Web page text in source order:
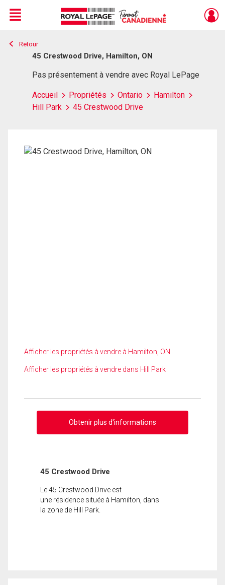
Live
En Direct
Menu
Retour
45 Crestwood Drive, Hamilton, ON
Pas présentement à vendre avec Royal LePage
Accueil Propriétés Ontario
Hamilton
Hill Park
45 Crestwood Drive
Afficher les propriétés à vendre à Hamilton, ON
Afficher les propriétés à vendre dans Hill Park
Obtenir plus d'informations
45 Crestwood Drive
Le 45 Crestwood Drive est
une résidence située à Hamilton, dans
la zone de Hill Park.